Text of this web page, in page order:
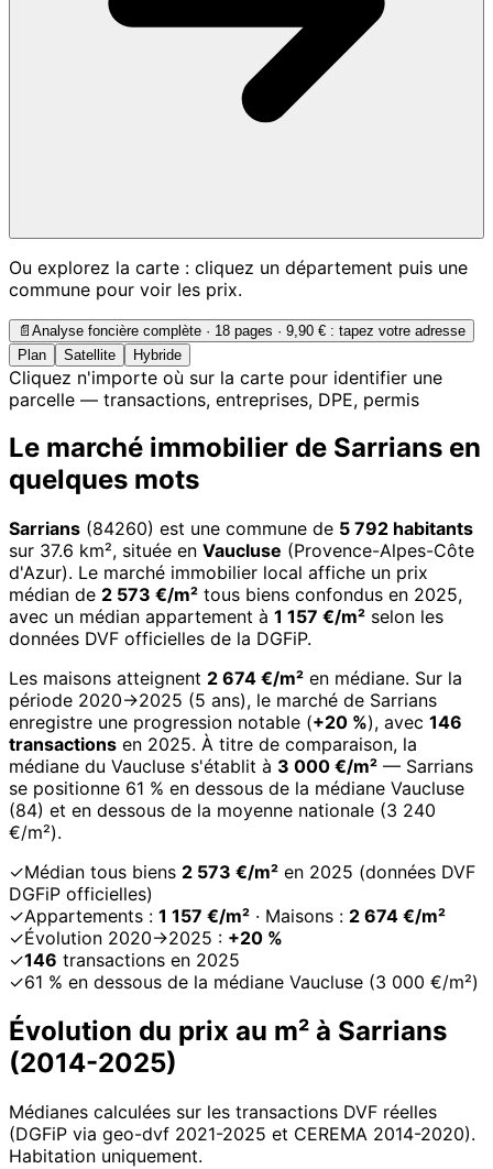
Ou explorez la carte : cliquez un département puis une
commune pour voir les prix.
📄 Analyse foncière complète · 18 pages · 9,90 € : tapez votre adresse
Plan
Satellite Hybride
Cliquez n'importe où sur la carte pour identifier une
parcelle — transactions, entreprises, DPE, permis
Le marché immobilier de Sarrians en
quelques mots
Sarrians (84260) est une commune de 5 792 habitants
sur 37.6 km², située en Vaucluse (Provence-Alpes-Côte
d'Azur). Le marché immobilier local affiche un prix
médian de 2 573 €/m² tous biens confondus en 2025,
avec un médian appartement à 1 157 €/m² selon les
données DVF officielles de la DGFiP.
Les maisons atteignent 2 674 €/m² en médiane. Sur la
période 2020→2025 (5 ans), le marché de Sarrians
enregistre une progression notable (+20 %), avec 146
transactions en 2025. À titre de comparaison, la
médiane du Vaucluse s'établit à 3 000 €/m² — Sarrians
se positionne 61 % en dessous de la médiane Vaucluse
(84) et en dessous de la moyenne nationale (3 240
€/m²).
✓Médian tous biens 2 573 €/m² en 2025 (données DVF
DGFiP officielles)
✓Appartements : 1 157 €/m² · Maisons : 2 674 €/m²
✓Évolution 2020→2025 : +20 %
✓146 transactions en 2025
✓61 % en dessous de la médiane Vaucluse (3 000 €/m²)
Évolution du prix au m² à Sarrians
(2014-2025)
Médianes calculées sur les transactions DVF réelles
(DGFiP via geo-dvf 2021-2025 et CEREMA 2014-2020).
Habitation uniquement.